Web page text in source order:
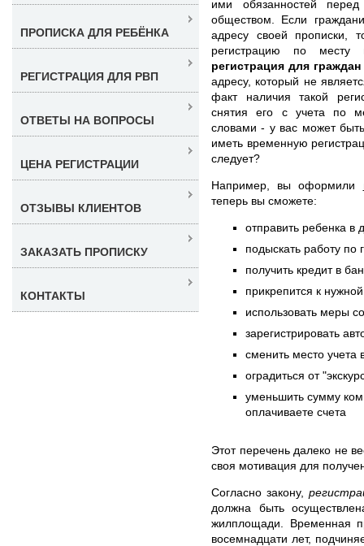
ими обязанностей
обществом. Если
адресу своей прописки,
регистрацию по
регистрация для
адресу, который не
факт наличия такой
снятия его с учета по
словами - у вас может
иметь временную
следует?
Например, вы оформили
теперь вы сможете:
отправить ребенка в
подыскать работу по
получить кредит в
прикрепится к
использовать меры
зарегистрировать
сменить место учета
оградиться от
уменьшить сумму
оплачиваете счета
Этот перечень далеко не
своя мотивация для
Согласно закону,
должна быть
жилплощади. Временная
восемнадцати лет,
ПРОПИСКА ДЛЯ РЕБЁНКА
РЕГИСТРАЦИЯ ДЛЯ РВП
ОТВЕТЫ НА ВОПРОСЫ
ЦЕНА РЕГИСТРАЦИИ
ОТЗЫВЫ КЛИЕНТОВ
ЗАКАЗАТЬ ПРОПИСКУ
КОНТАКТЫ